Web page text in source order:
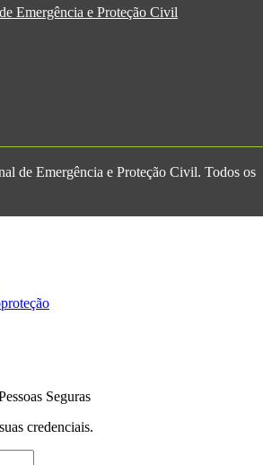
Emergência e Proteção Civil
de Emergência e Proteção Civil. Todos os
Seguras
credenciais.